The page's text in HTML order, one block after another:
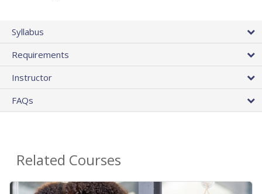
Syllabus
Requirements
Instructor
FAQs
Related Courses